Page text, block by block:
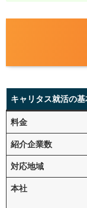
キャリタス就活の基
料金
紹介企業数
対応地域
本社